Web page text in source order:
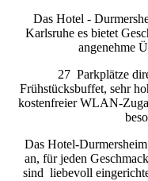
Das Hotel -
Karlsruhe es bietet
angenehme
27 Parkplätze
Frühstücksbuffet, sehr
kostenfreier WLAN-
Das Hotel-
an, für jeden
sind liebevoll